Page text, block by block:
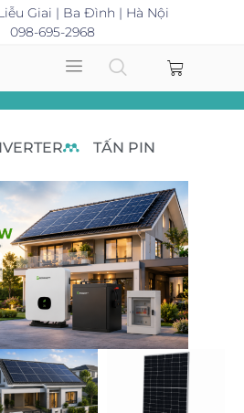
Giai | Ba Đình | Hà Nội
098-695-2968
TẤN PIN